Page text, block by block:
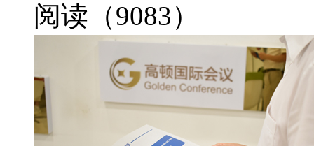
阅读（9083）